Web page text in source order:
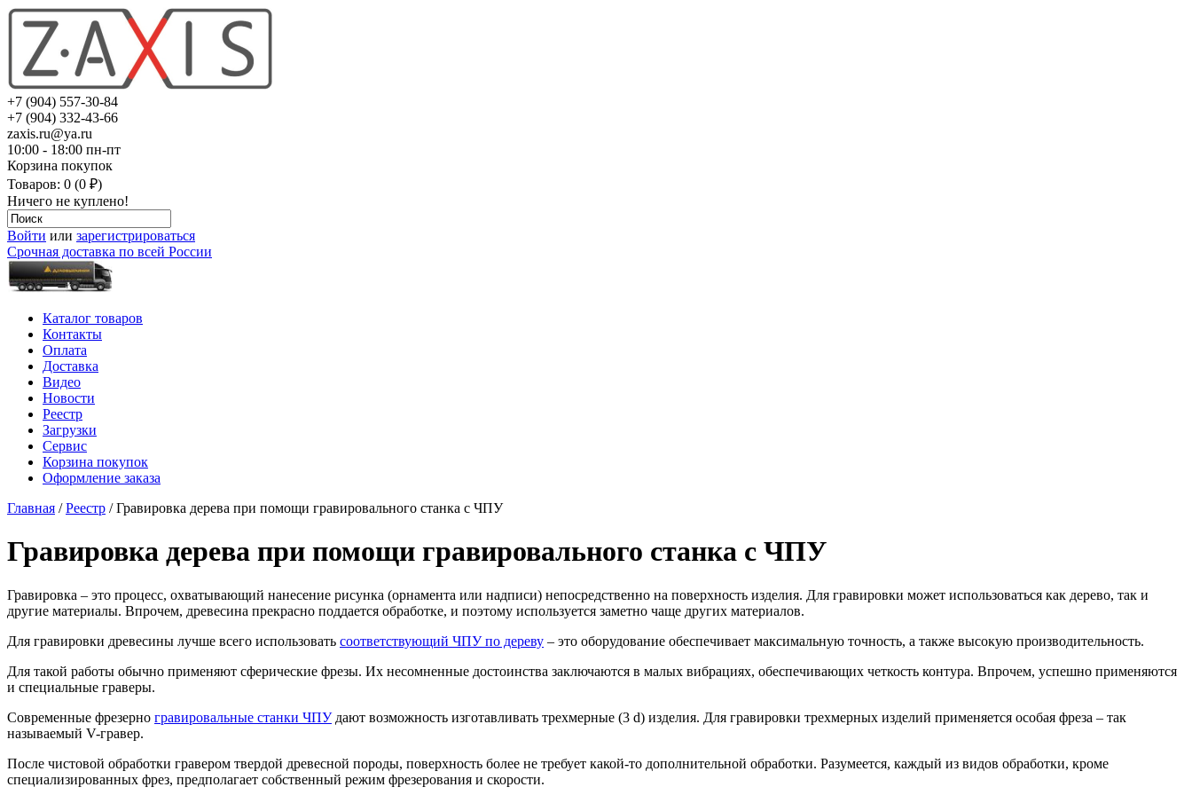
+7 (904) 557-30-84
+7 (904) 332-43-66
zaxis.ru@ya.ru
10:00 - 18:00 пн-пт
Корзина покупок
Товаров: 0 (0 ₽)
Ничего не куплено!
Войти или зарегистрироваться
Срочная доставка по всей России
Каталог товаров
Контакты
Оплата
Доставка
Видео
Новости
Реестр
Загрузки
Сервис
Корзина покупок
Оформление заказа
Главная /Реестр / Гравировка дерева при помощи гравировального станка с ЧПУ
Гравировка дерева при помощи гравировального станка с ЧПУ
Гравировка – это процесс, охватывающий нанесение рисунка (орнамента или надписи) непосредственно на поверхность изделия. Для гравировки может использоваться как дерево, так и
другие материалы. Впрочем, древесина прекрасно поддается обработке, и поэтому используется заметно чаще других материалов.
Для гравировки древесины лучше всего использовать соответствующий ЧПУ по дереву – это оборудование обеспечивает максимальную точность, а также высокую производительность.
Для такой работы обычно применяют сферические фрезы. Их несомненные достоинства заключаются в малых вибрациях, обеспечивающих четкость контура. Впрочем, успешно применяются
и специальные граверы.
Современные фрезерно гравировальные станки ЧПУдают возможность изготавливать трехмерные (3 d) изделия. Для гравировки трехмерных изделий применяется особая фреза – так
называемый V-гравер.
После чистовой обработки гравером твердой древесной породы, поверхность более не требует какой-то дополнительной обработки. Разумеется, каждый из видов обработки, кроме
специализированных фрез, предполагает собственный режим фрезерования и скорости.